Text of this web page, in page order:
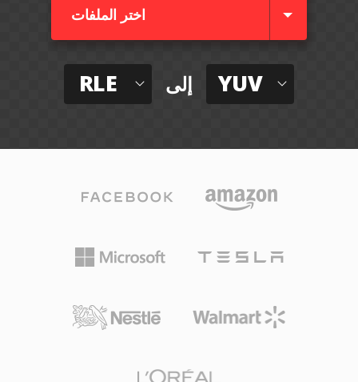
اختر الملفات
RLE إلى YUV